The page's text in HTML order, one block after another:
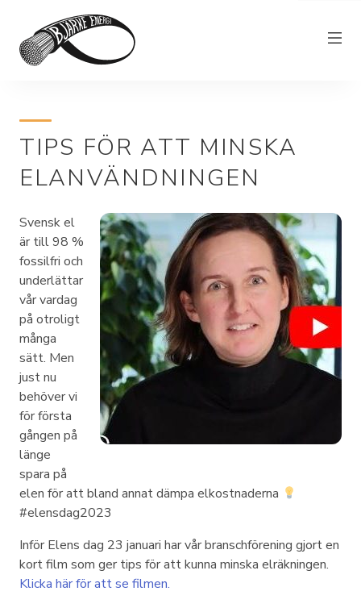
Elhandel
Bjärkefiber
Om Bjärke Energi
Kundservice
Elproducent
TIPS FÖR ATT MINSKA
ELANVÄNDNINGEN
Svensk el
är till 98 %
fossilfri och
underlättar
vår vardag
på otroligt
många
sätt. Men
just nu
behöver vi
för första
gången på
länge
spara på
elen för att bland annat dämpa elkostnaderna
#elensdag2023
Inför Elens dag 23 januari har vår branschförening gjort en
kort film som ger tips för att kunna minska elräkningen.
Klicka här för att se filmen.